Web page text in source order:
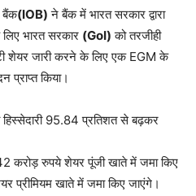
बैंक(IOB) ने बैंक में भारत सरकार द्वारा
भारत सरकार (GoI) को तरजीही
शेयर जारी करने के लिए एक EGM के
प्राप्त किया।
95.84 प्रतिशत से बढ़कर
करोड़ रुपये शेयर पूंजी खाते में जमा किए
खाते में जमा किए जाएंगे।